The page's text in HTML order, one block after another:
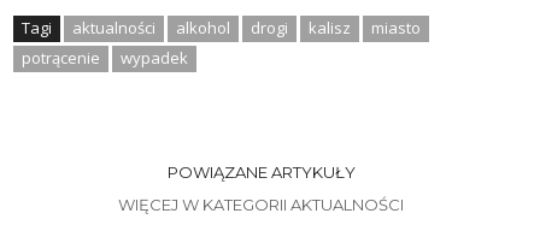
Tagi aktualności alkohol drogi kalisz
miasto
potrącenie
wypadek
POWIĄZANE ARTYKUŁY
WIĘCEJ W KATEGORII AKTUALNOŚCI